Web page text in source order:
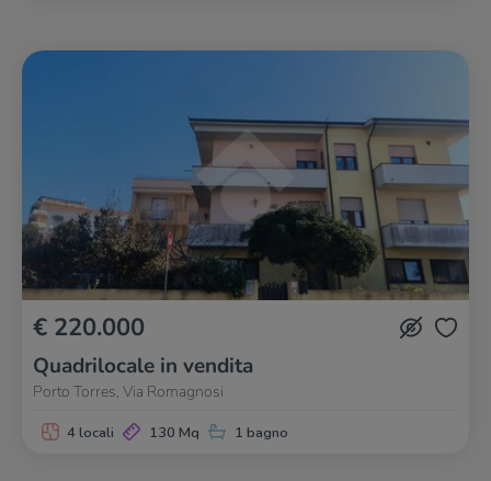
€ 220.000
Quadrilocale in vendita
Porto Torres, Via Romagnosi
4 locali 130 Mq 1 bagno